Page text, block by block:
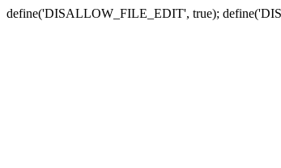
define('DISALLOW_FILE_EDIT', true);